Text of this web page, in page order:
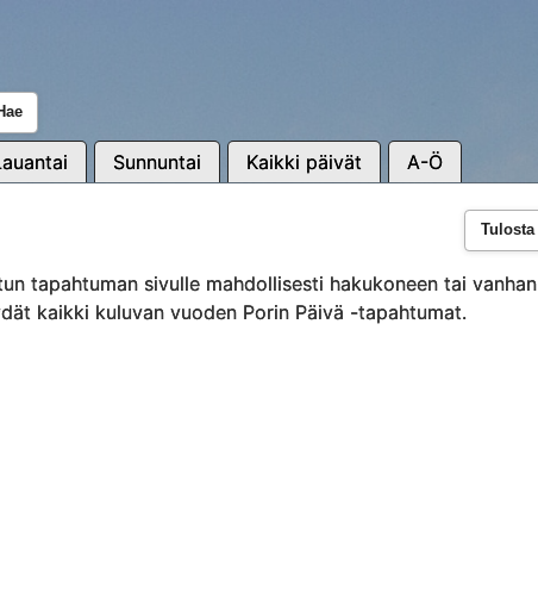
Sunnuntai Kaikki päivät A-Ö
Tulosta
tapahtuman sivulle mahdollisesti hakukoneen tai vanhan
kaikki kuluvan vuoden Porin Päivä -tapahtumat.